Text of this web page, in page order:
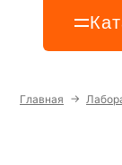
Главная →